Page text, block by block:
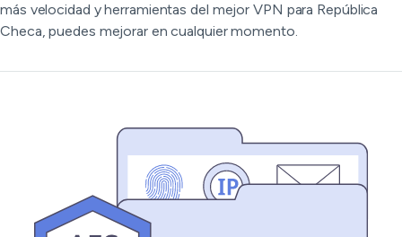
más velocidad y herramientas del mejor VPN para República
Checa, puedes mejorar en cualquier momento.